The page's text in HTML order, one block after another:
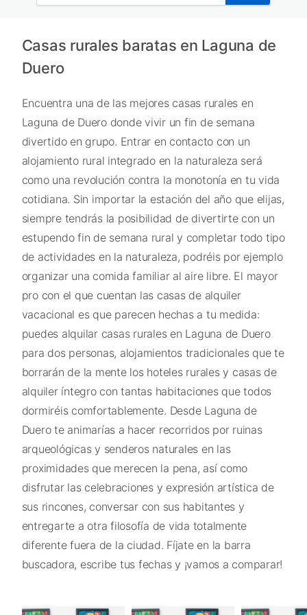
Casas rurales baratas en Laguna de
Duero
Encuentra una de las mejores casas rurales en
Laguna de Duero donde vivir un fin de semana
divertido en grupo. Entrar en contacto con un
alojamiento rural integrado en la naturaleza será
como una revolución contra la monotonía en tu vida
cotidiana. Sin importar la estación del año que elijas,
siempre tendrás la posibilidad de divertirte con un
estupendo fin de semana rural y completar todo tipo
de actividades en la naturaleza, podréis por ejemplo
organizar una comida familiar al aire libre. El mayor
pro con el que cuentan las casas de alquiler
vacacional es que parecen hechas a tu medida:
puedes alquilar casas rurales en Laguna de Duero
para dos personas, alojamientos tradicionales que te
borrarán de la mente los hoteles rurales y casas de
alquiler íntegro con tantas habitaciones que todos
dormiréis comfortablemente. Desde Laguna de
Duero te animarías a hacer recorridos por ruinas
arqueológicas y senderos naturales en las
proximidades que merecen la pena, así como
disfrutar las celebraciones y expresión artística de
sus rincones, conversar con sus habitantes y
entregarte a otra filosofía de vida totalmente
diferente fuera de la ciudad. Fíjate en la barra
buscadora, escribe tus fechas y ¡vamos a comparar!